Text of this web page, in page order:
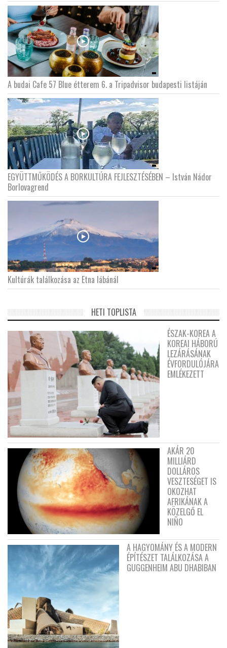
A budai Cafe 57 Blue étterem 6. a Tripadvisor budapesti listáján
EGYÜTTMŰKÖDÉS A BORKULTÚRA FEJLESZTÉSÉBEN – István Nádor
Borlovagrend
Kultúrák találkozása az Etna lábánál
HETI TOPLISTA
ÉSZAK-KOREA A
KOREAI HÁBORÚ
LEZÁRÁSÁNAK
ÉVFORDULÓJÁRA
EMLÉKEZETT
AKÁR 20
MILLIÁRD
DOLLÁROS
VESZTESÉGET IS
OKOZHAT
AFRIKÁNAK A
KÖZELGŐ EL
NIÑO
A HAGYOMÁNY ÉS A MODERN
ÉPÍTÉSZET TALÁLKOZÁSA A
GUGGENHEIM ABU DHABIBAN